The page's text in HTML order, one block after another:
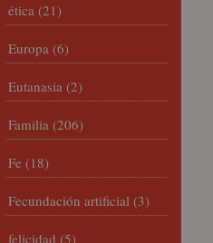
ética (21)
Europa (6)
Eutanasia (2)
Familia (206)
Fe (18)
Fecundación artificial (3)
felicidad (5)